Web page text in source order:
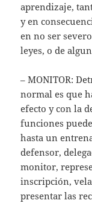
aprendizaje,
y en
en no ser
leyes, o de
– MONITOR:
normal es que
efecto y con la
funciones
hasta un
defensor,
monitor,
inscripción,
presentar las